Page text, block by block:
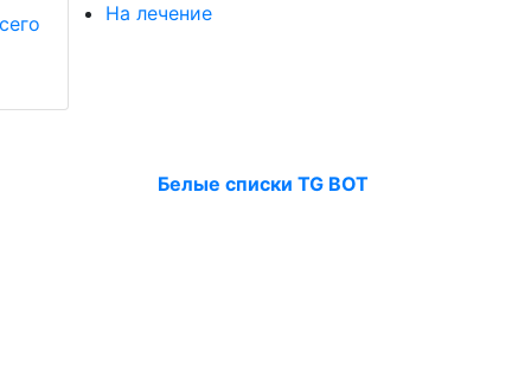
На лечение
Белые списки TG BOT